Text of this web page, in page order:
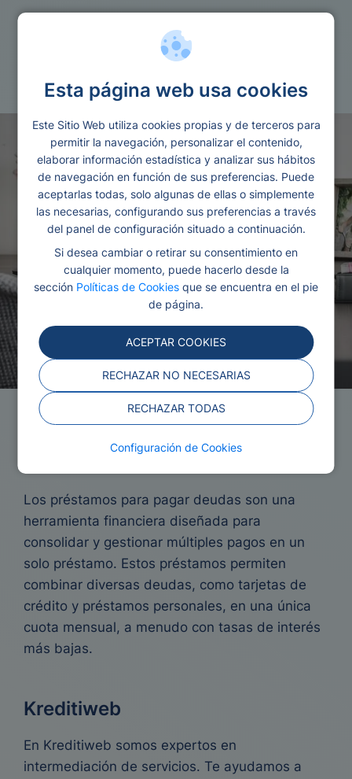
Esta página web usa cookies
Este Sitio Web utiliza cookies propias y de terceros para
permitir la navegación, personalizar el contenido,
elaborar información estadística y analizar sus hábitos
de navegación en función de sus preferencias. Puede
aceptarlas todas, solo algunas de ellas o simplemente
las necesarias, configurando sus preferencias a través
del panel de configuración situado a continuación.
Si desea cambiar o retirar su consentimiento en
cualquier momento, puede hacerlo desde la
sección Políticas de Cookies que se encuentra en el pie
de página.
ACEPTAR COOKIES
RECHAZAR NO NECESARIAS
RECHAZAR TODAS
Configuración de Cookies
Préstamos para pagar
Los préstamos para pagar deudas son una
herramienta financiera diseñada para
consolidar y gestionar múltiples pagos en un
solo préstamo. Estos préstamos permiten
combinar diversas deudas, como tarjetas de
crédito y préstamos personales, en una única
cuota mensual, a menudo con tasas de interés
más bajas.
Kreditiweb
En Kreditiweb somos expertos en
intermediación de servicios. Te ayudamos a